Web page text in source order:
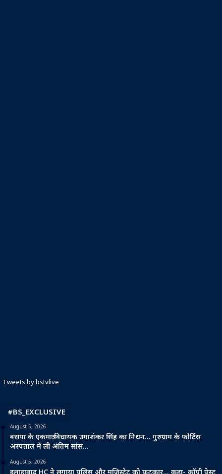
Tweets by bstvlive
#BS_EXCLUSIVE
August 5, 2026
बसपा के एकमात्र विधायक उमाशंकर सिंह का निधन… गुरुग्राम के फोर्टिस
अस्पताल में ली अंतिम सांस…
August 5, 2026